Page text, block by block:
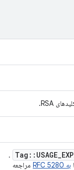
Tag :: USAGE_
.
به RFC 5280
مراجعه